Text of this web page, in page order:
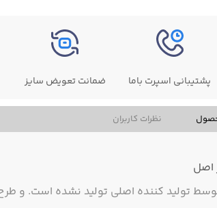
پشتیبانی اسپرت باما ضمانت تعویض سایز
نظرات کاربران
اصل
تولید کننده اصلی تولید نشده است. و طرح